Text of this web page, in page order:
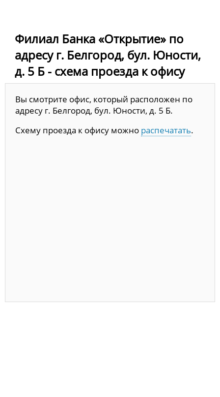
Филиал Банка «Открытие» по
адресу г. Белгород, бул. Юности,
д. 5 Б - схема проезда к офису
Вы смотрите офис, который расположен по
адресу г. Белгород, бул. Юности, д. 5 Б.
Схему проезда к офису можно распечатать.